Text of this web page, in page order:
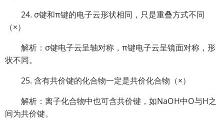
24. σ键和π键的电子云形状相同，只是重叠方式不同
（×）
解析：σ键电子云呈轴对称，π键电子云呈镜面对称，形
状不同。
25. 含有共价键的化合物一定是共价化合物（×）
解析：离子化合物中也可含共价键，如NaOH中O与H之
间为共价键。